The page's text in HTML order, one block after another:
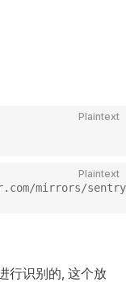
Plaintext
Plaintext
mirrors/
行识别的, 这个放